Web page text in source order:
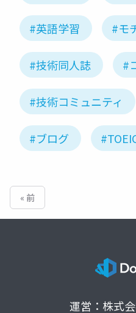
#英語学習 #モ
#技術同人誌 #
#技術コミュニティ
#ブログ
« 前
運営：株式